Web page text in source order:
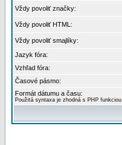
Vždy povoliť značky:
Vždy povoliť HTML:
Vždy povoliť smajlíky:
Jazyk fóra:
Vzhľad fóra:
Časové pásmo:
Formát dátumu a času:
Použitá syntaxa je zhodná s PHP funkciou